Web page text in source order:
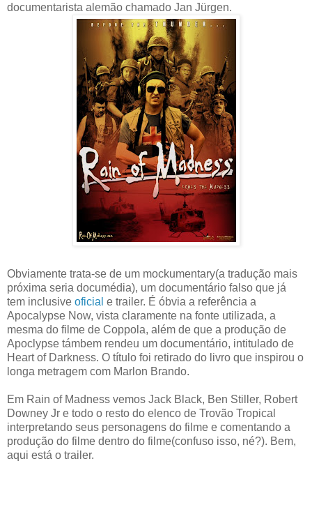
documentarista alemão chamado Jan Jürgen.
Obviamente trata-se de um mockumentary(a tradução mais
próxima seria documédia), um documentário falso que já
tem inclusive oficial e trailer. É óbvia a referência a
Apocalypse Now, vista claramente na fonte utilizada, a
mesma do filme de Coppola, além de que a produção de
Apoclypse támbem rendeu um documentário, intitulado de
Heart of Darkness. O título foi retirado do livro que inspirou o
longa metragem com Marlon Brando.
Em Rain of Madness vemos Jack Black, Ben Stiller, Robert
Downey Jr e todo o resto do elenco de Trovão Tropical
interpretando seus personagens do filme e comentando a
produção do filme dentro do filme(confuso isso, né?). Bem,
aqui está o trailer.